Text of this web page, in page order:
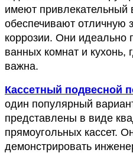
имеют привлекательный
обеспечивают отличную
коррозии. Они идеально
ванных комнат и кухонь,
важна.
Кассетный подвесной
один популярный
представлены в виде
прямоугольных кассет.
демонстрировать